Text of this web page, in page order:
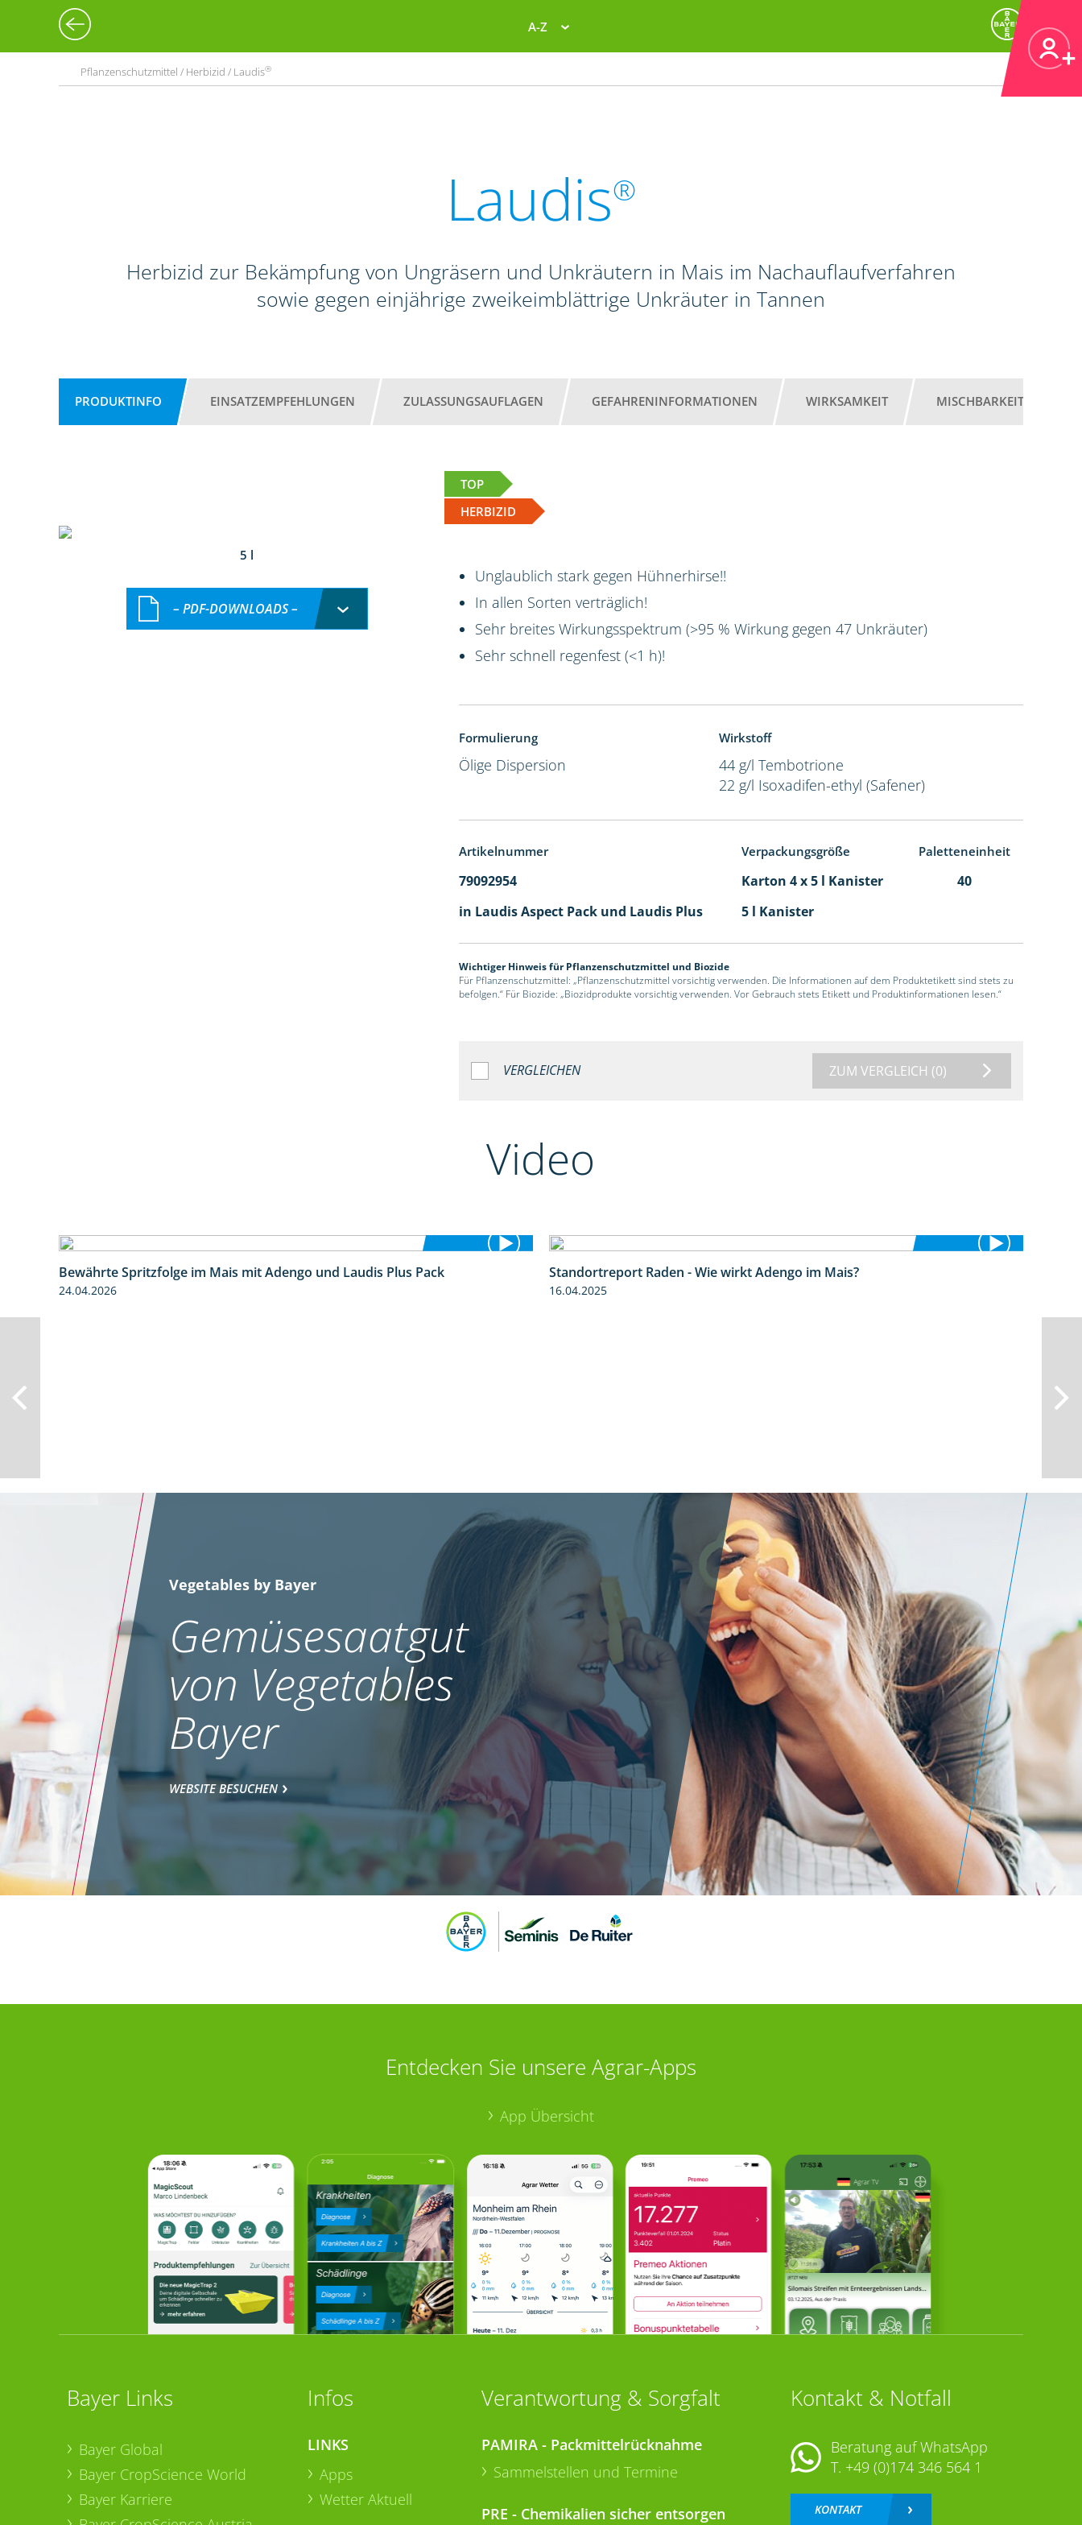
A-Z
Pflanzenschutzmittel / Herbizid / Laudis®
Laudis®
Herbizid zur Bekämpfung von Ungräsern und Unkräutern in Mais im Nachauflaufverfahren
sowie gegen einjährige zweikeimblättrige Unkräuter in Tannen
PRODUKTINFO EINSATZEMPFEHLUNGEN ZULASSUNGSAUFLAGEN GEFAHRENINFORMATIONEN WIRKSAMKEIT MISCHBARKEIT
TOP
HERBIZID
5 l
– PDF-DOWNLOADS –
Unglaublich stark gegen Hühnerhirse!!
In allen Sorten verträglich!
Sehr breites Wirkungsspektrum (>95 % Wirkung gegen 47 Unkräuter)
Sehr schnell regenfest (<1 h)!
Formulierung
Ölige Dispersion
Wirkstoff
44 g/l Tembotrione
22 g/l Isoxadifen-ethyl (Safener)
Artikelnummer Verpackungsgröße Paletteneinheit
79092954 Karton 4 x 5 l Kanister
40
in Laudis Aspect Pack und Laudis Plus
5 l Kanister
Wichtiger Hinweis für Pflanzenschutzmittel und Biozide
Für Pflanzenschutzmittel: „Pflanzenschutzmittel vorsichtig verwenden. Die Informationen auf dem Produktetikett sind stets zu
befolgen.“ Für Biozide: „Biozidprodukte vorsichtig verwenden. Vor Gebrauch stets Etikett und Produktinformationen lesen.“
VERGLEICHEN ZUM VERGLEICH (0)
Video
Bewährte Spritzfolge im Mais mit Adengo und Laudis Plus Pack
24.04.2026
Standortreport Raden - Wie wirkt Adengo im Mais?
16.04.2025
Vegetables by Bayer
Gemüsesaatgut
von Vegetables
Bayer
WEBSITE BESUCHEN
Entdecken Sie unsere Agrar-Apps
App Übersicht
Bayer Links
Bayer Global
Bayer CropScience World
Bayer Karriere
Infos
LINKS
Apps
Wetter Aktuell
Verantwortung & Sorgfalt
PAMIRA - Packmittelrücknahme
Sammelstellen und Termine
PRE - Chemikalien sicher entsorgen
Kontakt & Notfall
Beratung auf WhatsApp
T. +49 (0)174 346 564 1
KONTAKT